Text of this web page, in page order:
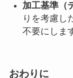
加工基準（
りを考慮し
不要にしま
おわりに